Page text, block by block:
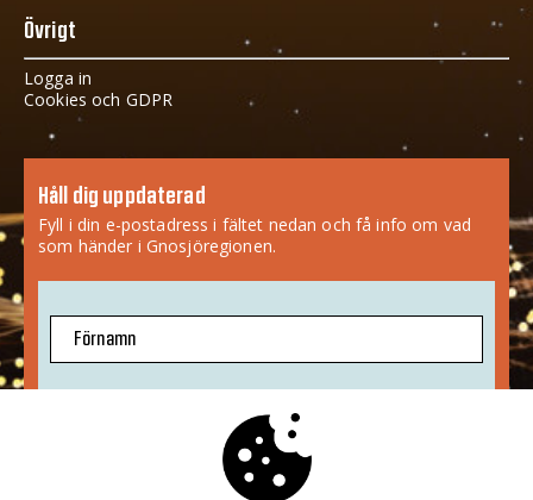
Övrigt
Logga in
Cookies och GDPR
Håll dig uppdaterad
Fyll i din e-postadress i fältet nedan och få info om vad
som händer i Gnosjöregionen.
Förnamn
Jag godkänner att mina uppgifter sparas.